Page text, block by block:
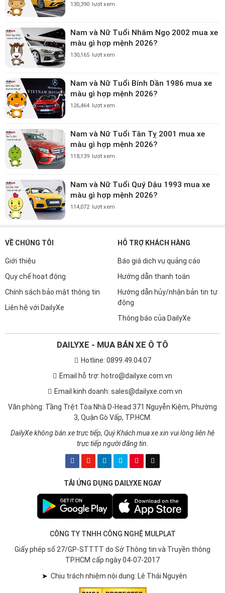
130,390 lượt xem
Nam và Nữ Tuổi Nhâm Ngọ 2002 mua xe
màu gì hợp mệnh 2026?
130,165 lượt xem
Nam và Nữ Tuổi Bính Dần 1986 mua xe
màu gì hợp mệnh 2026?
126,464 lượt xem
Nam và Nữ Tuổi Tân Tỵ 2001 mua xe
màu gì hợp mệnh 2026?
118,139 lượt xem
Nam và Nữ Tuổi Quý Dậu 1993 mua xe
màu gì hợp mệnh 2026?
114,072 lượt xem
VỀ CHÚNG TÔI
Giới thiệu
Quy chế hoạt động
Chính sách bảo mật thông tin
Liên hệ với DailyXe
HỖ TRỢ KHÁCH HÀNG
Báo giá dịch vụ quảng cáo
Hướng dẫn thanh toán
Hướng dẫn hủy/nhận bản tin tự
động
Thông báo của DailyXe
DAILYXE - MUA BÁN XE Ô TÔ
Hotline: 0899.49.04.07
Email hỗ trợ: hotro@dailyxe.com.vn
Email kinh doanh: sales@dailyxe.com.vn
Văn phòng: Tầng Trệt Tòa Nhà D-Head 371 Nguyễn Kiệm, Phường
3, Quận Gò Vấp, TP.HCM.
DailyXe không bán xe trực tiếp, Quý Khách mua xe xin vui lòng liên hệ
trực tiếp người đăng tin.
TẢI ỨNG DỤNG DAILYXE NGAY
CÔNG TY TNHH CÔNG NGHỆ MULPLAT
Giấy phép số 27/GP-STTTT do Sở Thông tin và Truyền thông
TP.HCM cấp ngày 04-07-2017
➤ Chịu trách nhiệm nội dung: Lê Thái Nguyên